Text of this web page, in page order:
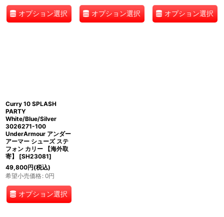
オプション選択 オプション選択 オプション選択
Curry 10 SPLASH
PARTY
White/Blue/Silver
3026271-100
UnderArmour アンダー
アーマー シューズ ステ
フォン カリー 【海外取
寄】
[SH23081]
49,800円(税込)
希望小売価格: 0円
オプション選択